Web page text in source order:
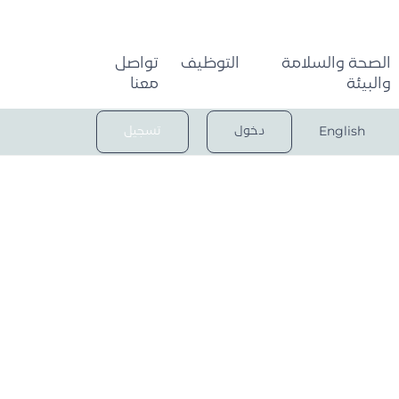
الصحة والسلامة
والبيئة
التوظيف
تواصل
معنا
English دخول تسجيل